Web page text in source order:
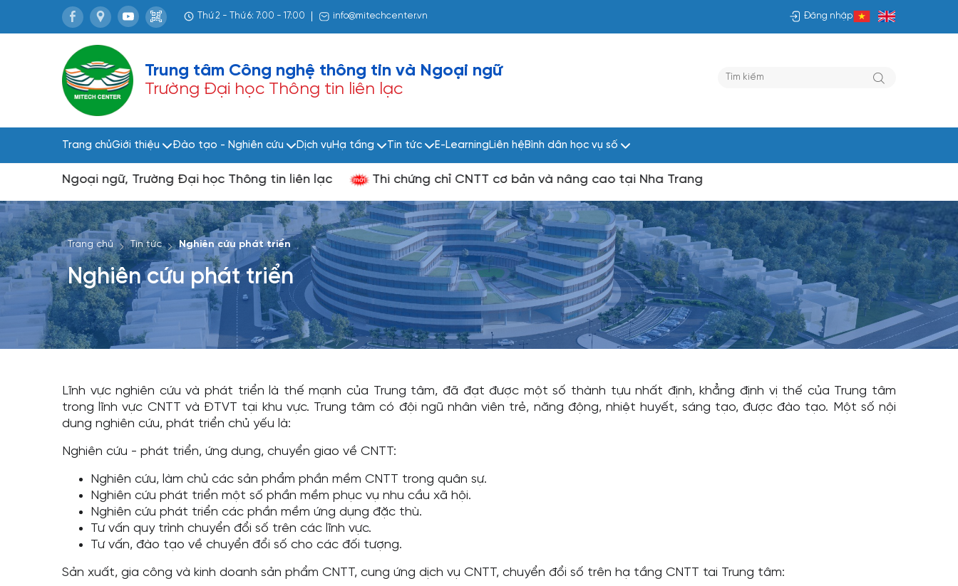
Thứ 2 - Thứ 6: 7:00 - 17:00 info@mitechcenter.vn Đăng nhập
Trung tâm Công nghệ thông tin và Ngoại ngữ
Trường Đại học Thông tin liên lạc
Trang chủGiới thiệu Đào tạo - Nghiên cứu Dịch vụHạ tầng Tin tức E-LearningLiên hệBình dân học vụ số
Ngoại ngữ, Trường Đại học Thông tin liên lạc Thi chứng chỉ CNTT cơ bản và nâng cao tại Nha Trang
Trang chủ Tin tức Nghiên cứu phát triển
Nghiên cứu phát triển
Lĩnh vực nghiên cứu và phát triển là thế mạnh của Trung tâm, đã đạt được một số thành tựu nhất định, khẳng định vị thế của Trung tâm
trong lĩnh vực CNTT và ĐTVT tại khu vực. Trung tâm có đội ngũ nhân viên trẻ, năng động, nhiệt huyết, sáng tạo, được đào tạo. Một số nội
dung nghiên cứu, phát triển chủ yếu là:
Nghiên cứu - phát triển, ứng dụng, chuyển giao về CNTT:
Nghiên cứu, làm chủ các sản phẩm phần mềm CNTT trong quân sự.
Nghiên cứu phát triển một số phần mềm phục vụ nhu cầu xã hội.
Nghiên cứu phát triển các phần mềm ứng dụng đặc thù.
Tư vấn quy trình chuyển đổi số trên các lĩnh vực.
Tư vấn, đào tạo về chuyển đổi số cho các đối tượng.
Sản xuất, gia công và kinh doanh sản phẩm CNTT, cung ứng dịch vụ CNTT, chuyển đổi số trên hạ tầng CNTT tai Trung tâm: